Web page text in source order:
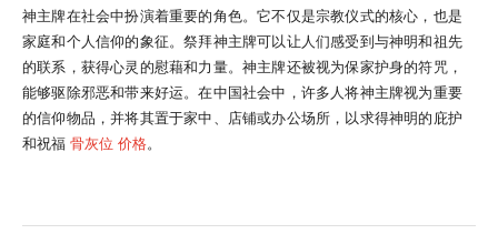
神主牌在社会中扮演着重要的角色。它不仅是宗教仪式的核心，也是
家庭和个人信仰的象征。祭拜神主牌可以让人们感受到与神明和祖先
的联系，获得心灵的慰藉和力量。神主牌还被视为保家护身的符咒，
能够驱除邪恶和带来好运。在中国社会中，许多人将神主牌视为重要
的信仰物品，并将其置于家中、店铺或办公场所，以求得神明的庇护
和祝福 骨灰位 价格。